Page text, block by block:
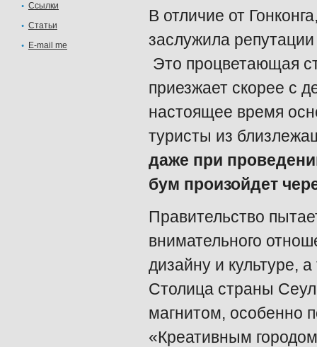
Ссылки
Статьи
E-mail me
В отличие от
заслужила
Это процветающая
приезжает скорее с
настоящее время
туристы из
даже при
бум произойдет
Правительство
внимательного
дизайну и культуре,
Столица страны
магнитом, особенно
«Креативным